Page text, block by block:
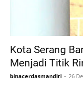
Kota Serang
Menjadi Titik
binacerdasmandiri 26